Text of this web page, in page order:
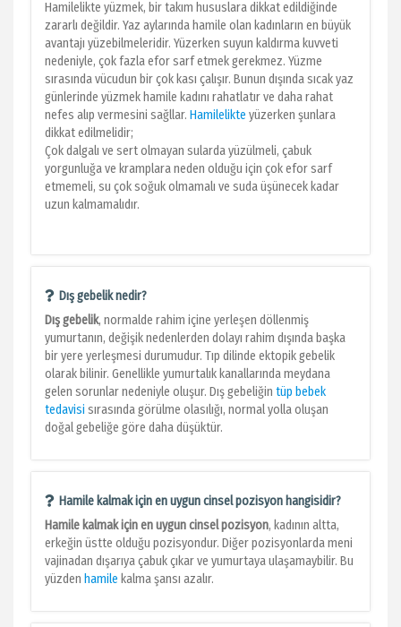
Hamilelikte yüzmek, bir takım hususlara dikkat edildiğinde
zararlı değildir. Yaz aylarında hamile olan kadınların en büyük
avantajı yüzebilmeleridir. Yüzerken suyun kaldırma kuvveti
nedeniyle, çok fazla efor sarf etmek gerekmez. Yüzme
sırasında vücudun bir çok kası çalışır. Bunun dışında sıcak yaz
günlerinde yüzmek hamile kadını rahatlatır ve daha rahat
nefes alıp vermesini sağllar. Hamilelikte yüzerken şunlara
dikkat edilmelidir;
Çok dalgalı ve sert olmayan sularda yüzülmeli, çabuk
yorgunluğa ve kramplara neden olduğu için çok efor sarf
etmemeli, su çok soğuk olmamalı ve suda üşünecek kadar
uzun kalmamalıdır.
Dış gebelik nedir?
Dış gebelik, normalde rahim içine yerleşen döllenmiş
yumurtanın, değişik nedenlerden dolayı rahim dışında başka
bir yere yerleşmesi durumudur. Tıp dilinde ektopik gebelik
olarak bilinir. Genellikle yumurtalık kanallarında meydana
gelen sorunlar nedeniyle oluşur. Dış gebeliğin tüp bebek
tedavisi sırasında görülme olasılığı, normal yolla oluşan
doğal gebeliğe göre daha düşüktür.
Hamile kalmak için en uygun cinsel pozisyon hangisidir?
Hamile kalmak için en uygun cinsel pozisyon, kadının altta,
erkeğin üstte olduğu pozisyondur. Diğer pozisyonlarda meni
vajinadan dışarıya çabuk çıkar ve yumurtaya ulaşamaybilir. Bu
yüzden hamile kalma şansı azalır.